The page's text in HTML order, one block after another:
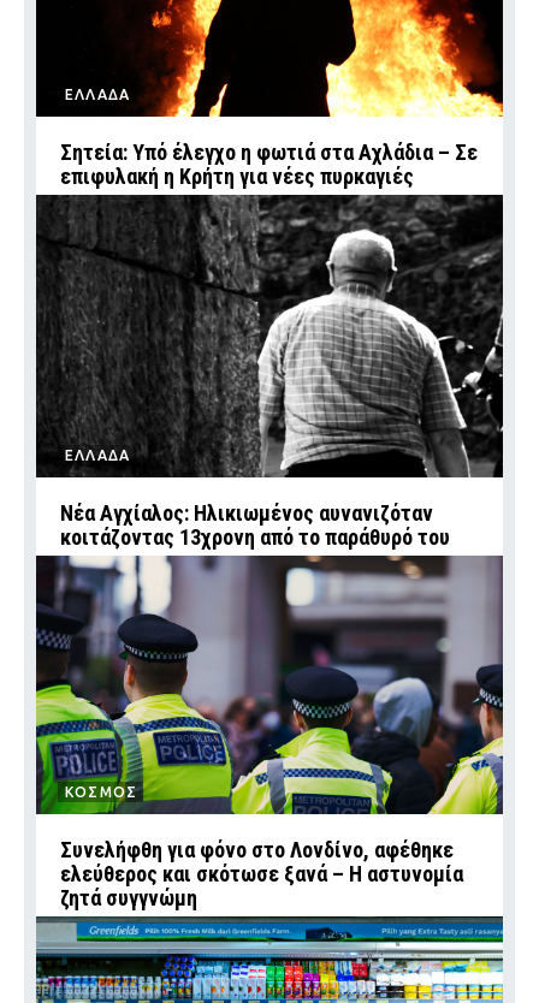
ΕΛΛΑΔΑ
Σητεία: Υπό έλεγχο η φωτιά στα Αχλάδια – Σε
επιφυλακή η Κρήτη για νέες πυρκαγιές
ΕΛΛΑΔΑ
Νέα Αγχίαλος: Ηλικιωμένος αυνανιζόταν
κοιτάζοντας 13χρονη από το παράθυρό του
ΚΟΣΜΟΣ
Συνελήφθη για φόνο στο Λονδίνο, αφέθηκε
ελεύθερος και σκότωσε ξανά – Η αστυνομία
ζητά συγγνώμη